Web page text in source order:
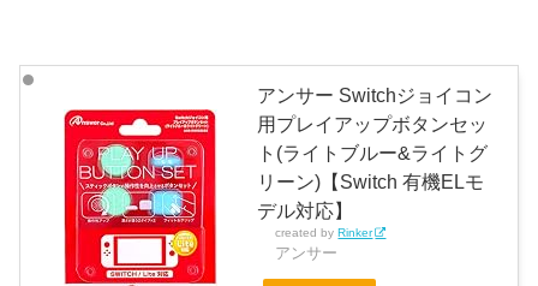
アンサー Switchジョイコン
用プレイアップボタンセッ
ト(ライトブルー&ライトグ
リーン)【Switch 有機ELモ
デル対応】
created by Rinker
アンサー